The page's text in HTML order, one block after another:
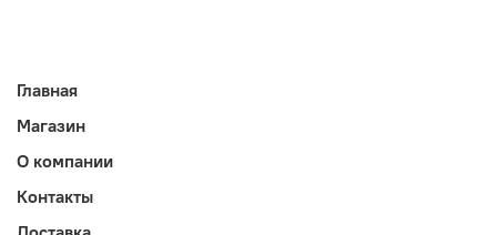
Главная
Магазин
О компании
Контакты